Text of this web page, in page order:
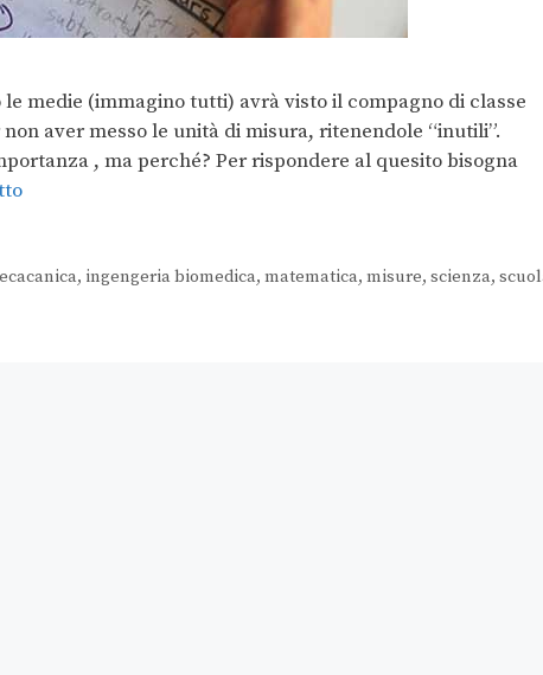
medie (immagino tutti) avrà visto il compagno di classe
aver messo le unità di misura, ritenendole “inutili”.
, ma perché? Per rispondere al quesito bisogna
, ingengeria biomedica, matematica, misure, scienza,